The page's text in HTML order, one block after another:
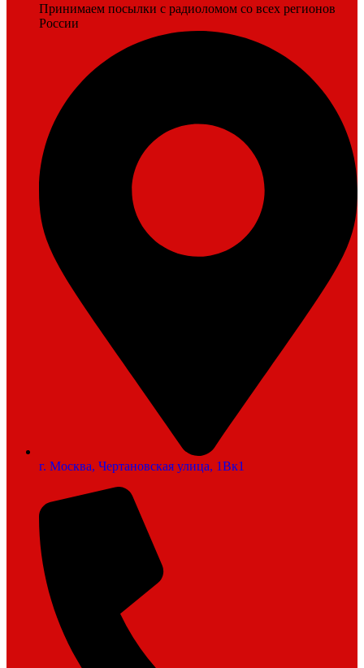
Принимаем посылки с радиоломом со всех регионов
России
г. Москва, Чертановская улица, 1Вк1